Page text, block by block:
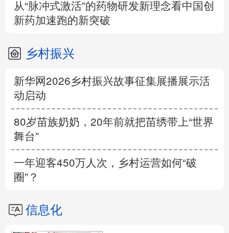
从“脉冲式激活”的药物研发新理念看中国创
新药加速跑的新突破
乡村振兴
新华网2026乡村振兴故事征集展播展示活
动启动
80岁苗族奶奶，20年前就把苗绣带上“世界
舞台”
一年迎客450万人次，乡村运营如何“破
圈”？
信息化